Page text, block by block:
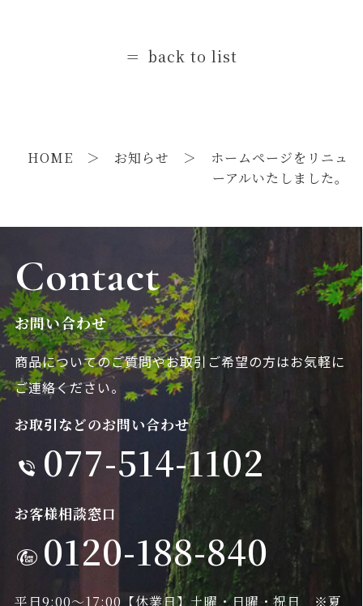
back to list
HOME ＞ お知らせ ＞ ホームページをリニュ
ーアルいたしました。
Contact
お問い合わせ
商品についてのご質問やお取引ご希望の方はお気軽に
ご連絡ください。
お取引などのお問い合わせ
077-514-1102
お客様相談窓口
0120-188-840
平日9:00～17:00 【休業日】土曜・日曜・祝日 ※夏